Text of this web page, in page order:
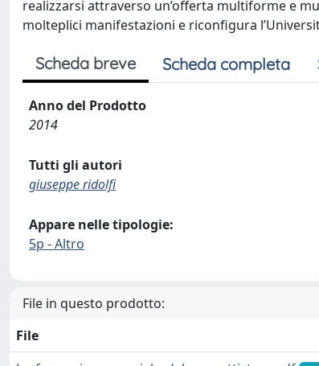
realizzarsi attraverso un’offerta multiforme e
molteplici manifestazioni e riconfigura
Scheda breve Scheda completa
Anno del Prodotto
2014
Tutti gli autori
giuseppe ridolfi
Appare nelle tipologie:
5p - Altro
File in questo prodotto:
File